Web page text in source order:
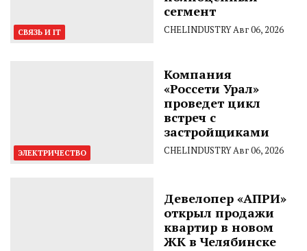
СВЯЗЬ И IT
сегмент
CHELINDUSTRYАвг 06, 2026
ЭЛЕКТРИЧЕСТВО
Компания
«Россети Урал»
проведет цикл
встреч с
застройщиками
CHELINDUSTRYАвг 06, 2026
Девелопер «АПРИ»
открыл продажи
квартир в новом
ЖК в Челябинске